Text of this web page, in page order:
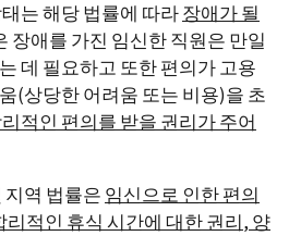
는 해당 법률에 따라장애가 될
장애를 가진 임신한 직원은 만일
데 필요하고 또한 편의가 고용
(상당한 어려움 또는 비용)을 초
적인 편의를 받을 권리가 주어
지역 법률은 임신으로 인한 편의
리적인 휴식 시간에 대한 권리, 양